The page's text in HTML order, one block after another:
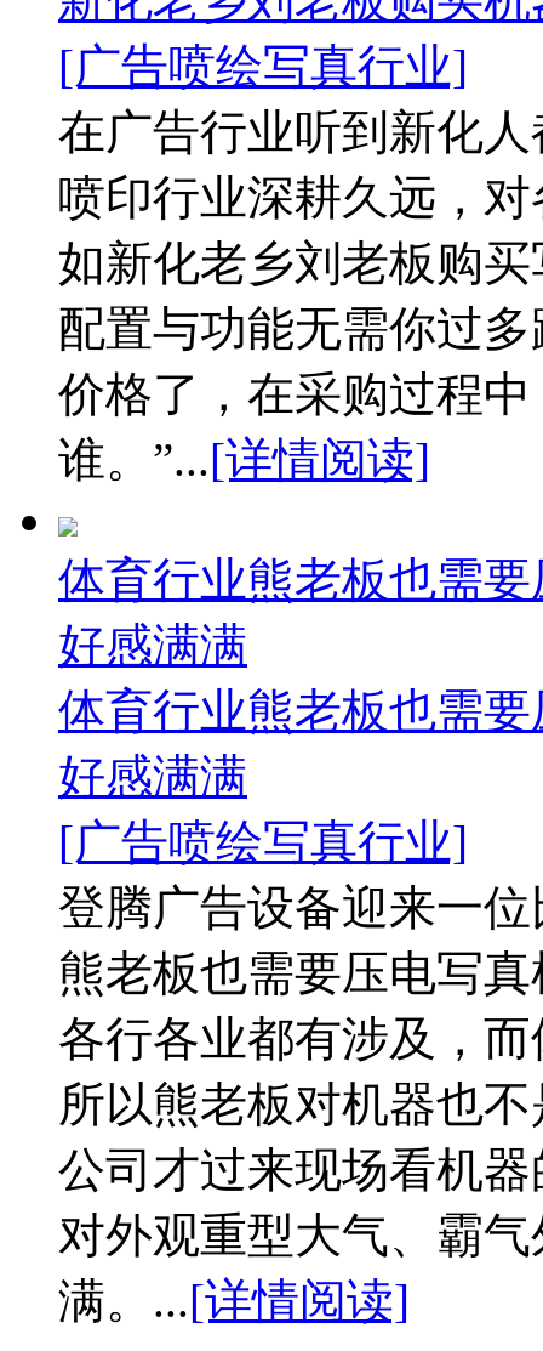
[广告喷绘写真行业]
在广告行业听到新化
喷印行业深耕久远，
如新化老乡刘老板购
配置与功能无需你过
价格了，在采购过程
谁。”...[详情阅读]
体育行业熊老板也需
好感满满
体育行业熊老板也需
好感满满
[广告喷绘写真行业]
登腾广告设备迎来一
熊老板也需要压电写
各行各业都有涉及，
所以熊老板对机器也
公司才过来现场看机
对外观重型大气、霸
满。...[详情阅读]